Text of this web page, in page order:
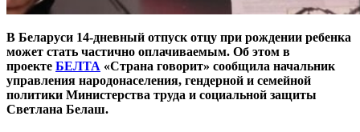
В Беларуси 14-дневный отпуск отцу при рождении ребенка
может стать частично оплачиваемым. Об этом в
проекте БЕЛТА «Страна говорит» сообщила начальник
управления народонаселения, гендерной и семейной
политики Министерства труда и социальной защиты
Светлана Белаш.